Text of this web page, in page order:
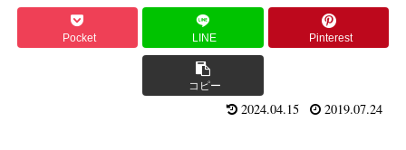
Pocket LINE Pinterest
コピー
2024.04.15 2019.07.24